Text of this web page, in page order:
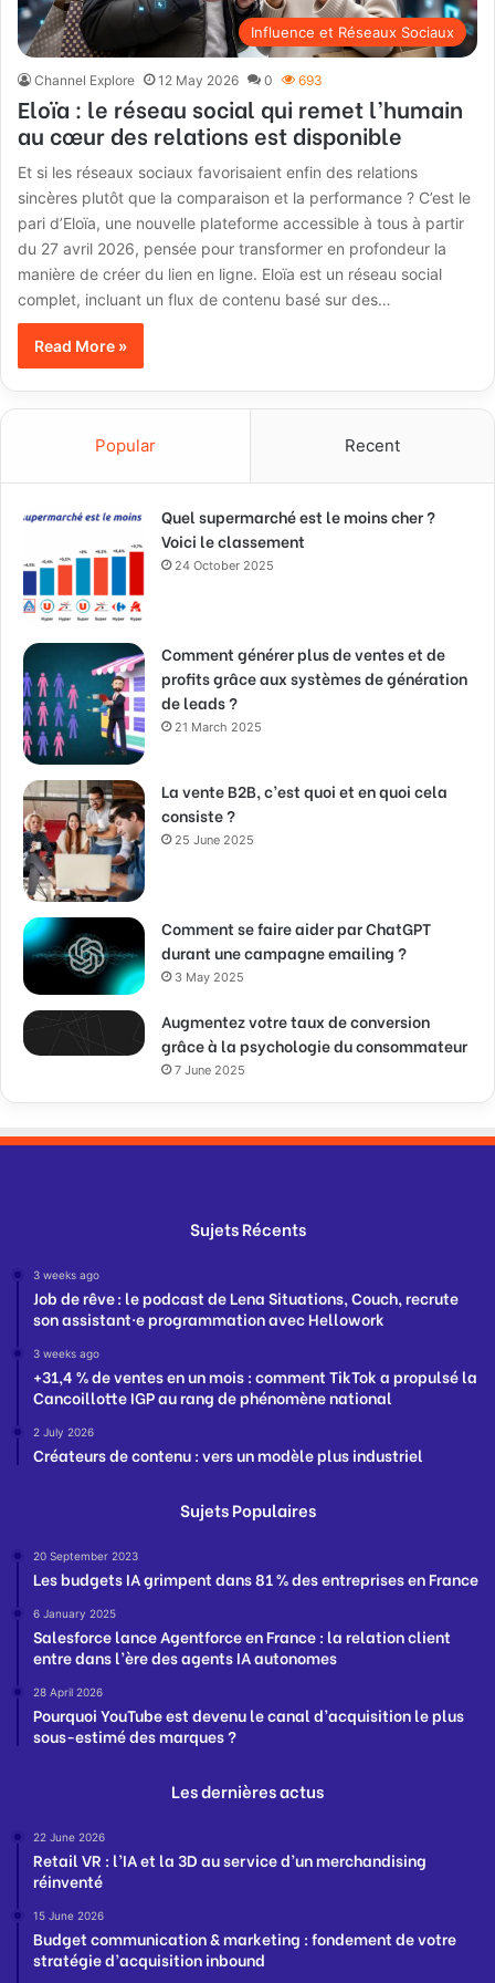
Influence et Réseaux Sociaux
Channel Explore 12 May 2026 0 693
Eloïa : le réseau social qui remet l’humain
au cœur des relations est disponible
Et si les réseaux sociaux favorisaient enfin des relations
sincères plutôt que la comparaison et la performance ? C’est le
pari d’Eloïa, une nouvelle plateforme accessible à tous à partir
du 27 avril 2026, pensée pour transformer en profondeur la
manière de créer du lien en ligne. Eloïa est un réseau social
complet, incluant un flux de contenu basé sur des…
Read More »
Popular Recent
Quel supermarché est le moins cher ?
Voici le classement
24 October 2025
Comment générer plus de ventes et de
profits grâce aux systèmes de génération
de leads ?
21 March 2025
La vente B2B, c’est quoi et en quoi cela
consiste ?
25 June 2025
Comment se faire aider par ChatGPT
durant une campagne emailing ?
3 May 2025
Augmentez votre taux de conversion
grâce à la psychologie du consommateur
7 June 2025
Sujets Récents
3 weeks ago
Job de rêve : le podcast de Lena Situations, Couch, recrute
son assistant·e programmation avec Hellowork
3 weeks ago
+31,4 % de ventes en un mois : comment TikTok a propulsé la
Cancoillotte IGP au rang de phénomène national
2 July 2026
Créateurs de contenu : vers un modèle plus industriel
Sujets Populaires
20 September 2023
Les budgets IA grimpent dans 81 % des entreprises en France
6 January 2025
Salesforce lance Agentforce en France : la relation client
entre dans l’ère des agents IA autonomes
28 April 2026
Pourquoi YouTube est devenu le canal d’acquisition le plus
sous-estimé des marques ?
Les dernières actus
22 June 2026
Retail VR : l’IA et la 3D au service d’un merchandising
réinventé
15 June 2026
Budget communication & marketing : fondement de votre
stratégie d’acquisition inbound